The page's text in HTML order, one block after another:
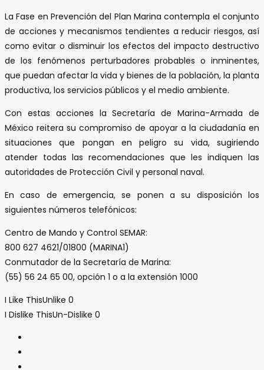
La Fase en Prevención del Plan Marina contempla el conjunto
de acciones y mecanismos tendientes a reducir riesgos, así
como evitar o disminuir los efectos del impacto destructivo
de los fenómenos perturbadores probables o inminentes,
que puedan afectar la vida y bienes de la población, la planta
productiva, los servicios públicos y el medio ambiente.
Con estas acciones la Secretaría de Marina-Armada de
México reitera su compromiso de apoyar a la ciudadanía en
situaciones que pongan en peligro su vida, sugiriendo
atender todas las recomendaciones que les indiquen las
autoridades de Protección Civil y personal naval.
En caso de emergencia, se ponen a su disposición los
siguientes números telefónicos:
Centro de Mando y Control SEMAR:
800 627 4621/01800 (MARINA1)
Conmutador de la Secretaría de Marina:
(55) 56 24 65 00, opción 1 o a la extensión 1000
I Like ThisUnlike 0
I Dislike ThisUn-Dislike 0